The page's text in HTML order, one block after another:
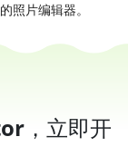
照片编辑器。
，立即开